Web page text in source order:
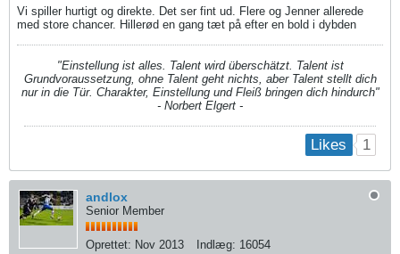
Vi spiller hurtigt og direkte. Det ser fint ud. Flere og Jenner allerede
med store chancer. Hillerød en gang tæt på efter en bold i dybden
"Einstellung ist alles. Talent wird überschätzt. Talent ist
Grundvoraussetzung, ohne Talent geht nichts, aber Talent stellt dich
nur in die Tür. Charakter, Einstellung und Fleiß bringen dich hindurch"
- Norbert Elgert -
Likes 1
andlox
Senior Member
Oprettet: Nov 2013 Indlæg: 16054